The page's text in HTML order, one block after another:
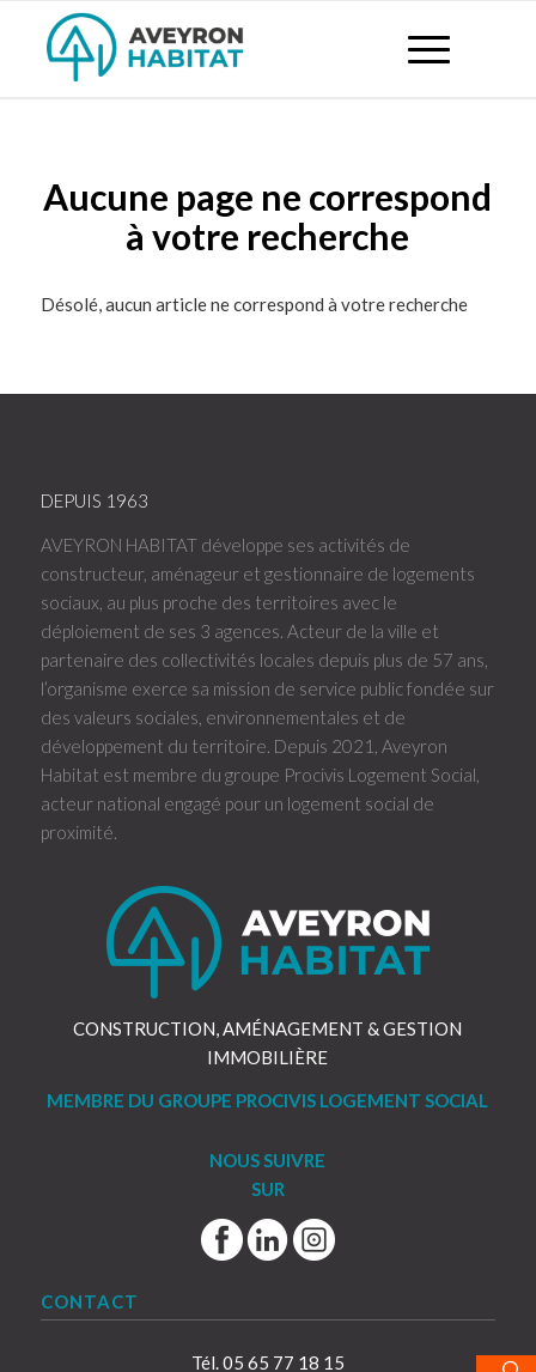
Aucune page ne correspond
à votre recherche
Désolé, aucun article ne correspond à votre recherche
DEPUIS 1963
AVEYRON HABITAT développe ses activités de
constructeur, aménageur et gestionnaire de logements
sociaux, au plus proche des territoires avec le
déploiement de ses 3 agences. Acteur de la ville et
partenaire des collectivités locales depuis plus de 57 ans,
l’organisme exerce sa mission de service public fondée sur
des valeurs sociales, environnementales et de
développement du territoire. Depuis 2021, Aveyron
Habitat est membre du groupe Procivis Logement Social,
acteur national engagé pour un logement social de
proximité.
CONSTRUCTION, AMÉNAGEMENT & GESTION
IMMOBILIÈRE
MEMBRE DU GROUPE PROCIVIS LOGEMENT SOCIAL
NOUS SUIVRE
SUR
CONTACT
Tél. 05 65 77 18 15